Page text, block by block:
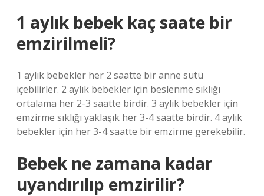
1 aylık bebek kaç saate bir
emzirilmeli?
1 aylık bebekler her 2 saatte bir anne sütü
içebilirler. 2 aylık bebekler için beslenme sıklığı
ortalama her 2-3 saatte birdir. 3 aylık bebekler için
emzirme sıklığı yaklaşık her 3-4 saatte birdir. 4 aylık
bebekler için her 3-4 saatte bir emzirme gerekebilir.
Bebek ne zamana kadar
uyandırılıp emzirilir?